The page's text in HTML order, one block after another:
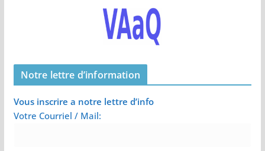
Notre lettre d’information
Vous inscrire a notre lettre d’info
Votre Courriel / Mail: